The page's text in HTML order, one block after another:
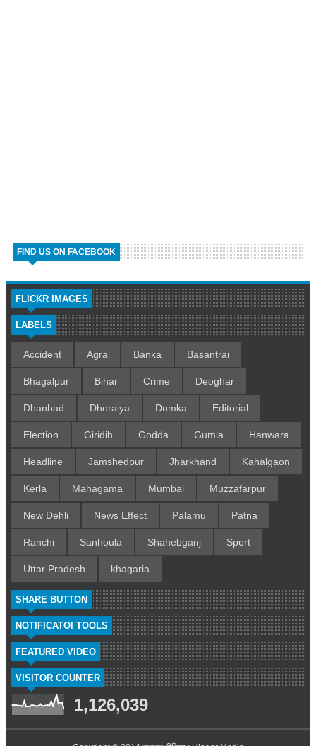
FIND US ON FACEBOOK
FLICKR IMAGES
LABELS
Accident Agra Banka Basantrai
Bhagalpur Bihar Crime Deoghar
Dhanbad Dhoraiya Dumka Editorial
Election Giridih Godda Gumla Hanwara
Headline Jamshedpur Jharkhand Kahalgaon
Kerla Mahagama Mumbai Muzzafarpur
New Dehli News Effect Palamu Patna
Ranchi Sanhoula Shahebganj Sport
Uttar Pradesh khagaria
SHARE BUTTON
NOTIFICATOI TOOLS
FEATURED VIDEO
VISITOR COUNTER
1,126,039